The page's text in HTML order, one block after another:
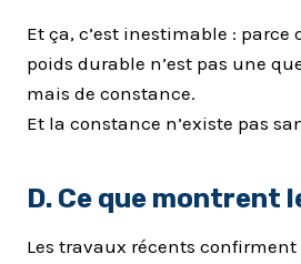
Et ça, c’est inestimable : parce
poids durable n’est pas une
mais de constance.
Et la constance n’existe pas
D. Ce que montrent
Les travaux récents